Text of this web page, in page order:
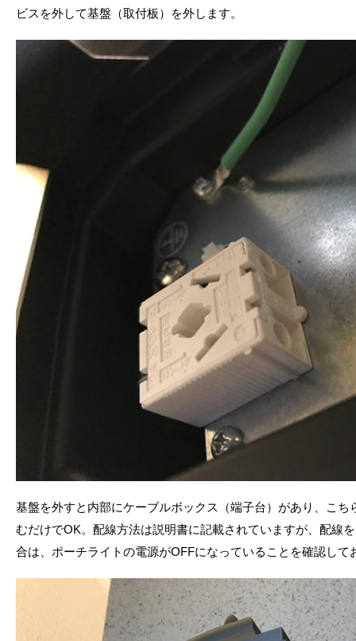
ビスを外して基盤（取付板）を外します。
基盤を外すと内部にケーブルボックス（端子台）があり、こ
むだけでOK。配線方法は説明書に記載されていますが、配線
合は、ポーチライトの電源がOFFになっていることを確認して